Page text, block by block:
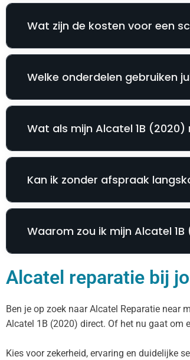
Wat zijn de kosten voor een
Welke onderdelen gebruiken
Wat als mijn Alcatel 1B
Kan ik zonder afspraak
Waarom zou ik mijn Alcatel
Alcatel reparatie bij
Ben je op zoek naar Alcatel Reparatie near
Alcatel 1B (2020) direct. Of het nu gaat om
Kies voor zekerheid, ervaring en duidelijke